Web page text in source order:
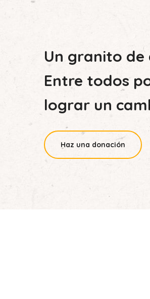
Un granito de
Entre todos
lograr un
Haz una donación